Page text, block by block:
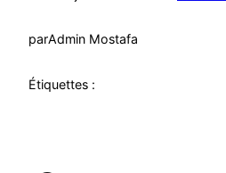
parAdmin Mostafa
Étiquettes :